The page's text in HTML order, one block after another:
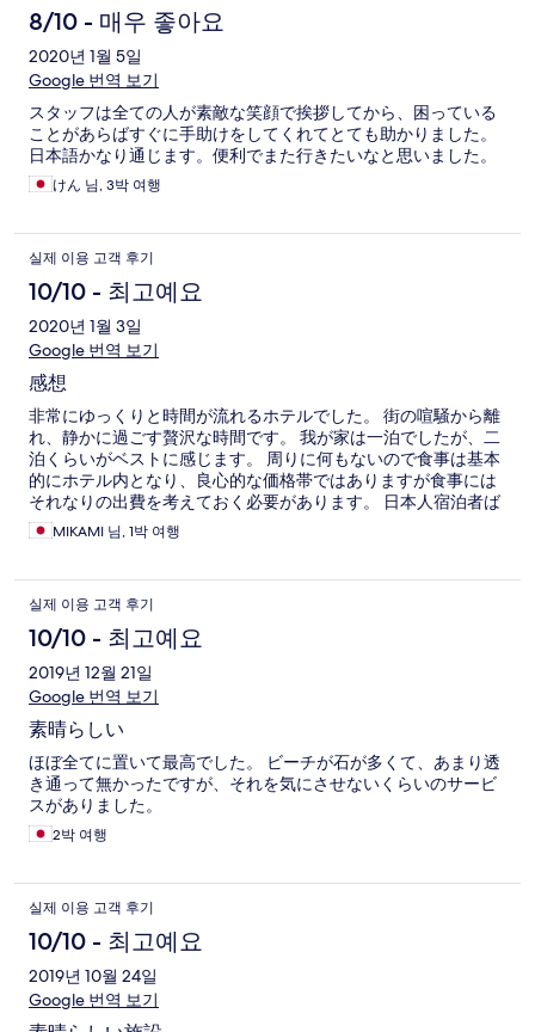
8/10 - 매우 좋아요
2020년 1월 5일
Google 번역 보기
スタッフは全ての人が素敵な笑顔で挨拶してから、困っている
ことがあらばすぐに手助けをしてくれてとても助かりました。
日本語かなり通じます。便利でまた行きたいなと思いました。
けん 님, 3박 여행
실제 이용 고객 후기
10/10 - 최고예요
2020년 1월 3일
Google 번역 보기
感想
非常にゆっくりと時間が流れるホテルでした。 街の喧騒から離
れ、静かに過ごす贅沢な時間です。 我が家は一泊でしたが、二
泊くらいがベストに感じます。 周りに何もないので食事は基本
的にホテル内となり、良心的な価格帯ではありますが食事には
それなりの出費を考えておく必要があります。 日本人宿泊者ば
かりなのでそれが安心という方もいれば、日本のことは少し頭
から離したい方もいると思うので、このホテルは基本的に前者
MIKAMI 님, 1박 여행
실제 이용 고객 후기
10/10 - 최고예요
2019년 12월 21일
Google 번역 보기
素晴らしい
ほぼ全てに置いて最高でした。 ビーチが石が多くて、あまり透
き通って無かったですが、それを気にさせないくらいのサービ
スがありました。
2박 여행
실제 이용 고객 후기
10/10 - 최고예요
2019년 10월 24일
Google 번역 보기